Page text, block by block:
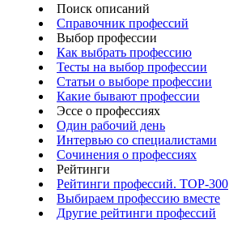
Поиск описаний
Справочник профессий
Выбор профессии
Как выбрать профессию
Тесты на выбор профессии
Статьи о выборе профессии
Какие бывают профессии
Эссе о профессиях
Один рабочий день
Интервью со специалистами
Сочинения о профессиях
Рейтинги
Рейтинги профессий. TOP-300
Выбираем профессию вместе
Другие рейтинги профессий